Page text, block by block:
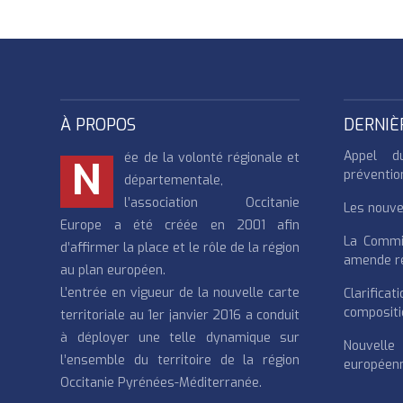
À PROPOS
N
ée de la volonté régionale et
départementale,
l’association Occitanie
Europe a été créée en 2001 afin
d’affirmer la place et le rôle de la région
au plan européen.
L’entrée en vigueur de la nouvelle carte
territoriale au 1er janvier 2016 a conduit
à déployer une telle dynamique sur
l’ensemble du territoire de la région
Occitanie Pyrénées-Méditerranée.
Appel
Les
La
amende